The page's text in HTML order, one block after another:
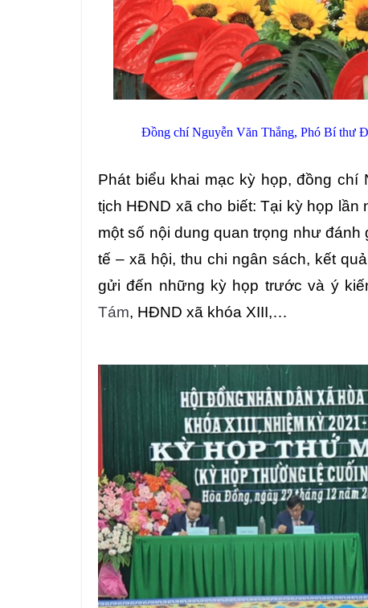
Đồng chí Nguyễn Văn Thắng, Phó Bí thư
Phát biểu khai mạc kỳ họp, đồng
tịch HĐND xã cho biết: Tại kỳ họp lần
một số nội dung quan trọng như
tế – xã hội, thu chi ngân sách, kết
gửi đến những kỳ họp trước và ý
Tám, HĐND xã khóa XIII,…